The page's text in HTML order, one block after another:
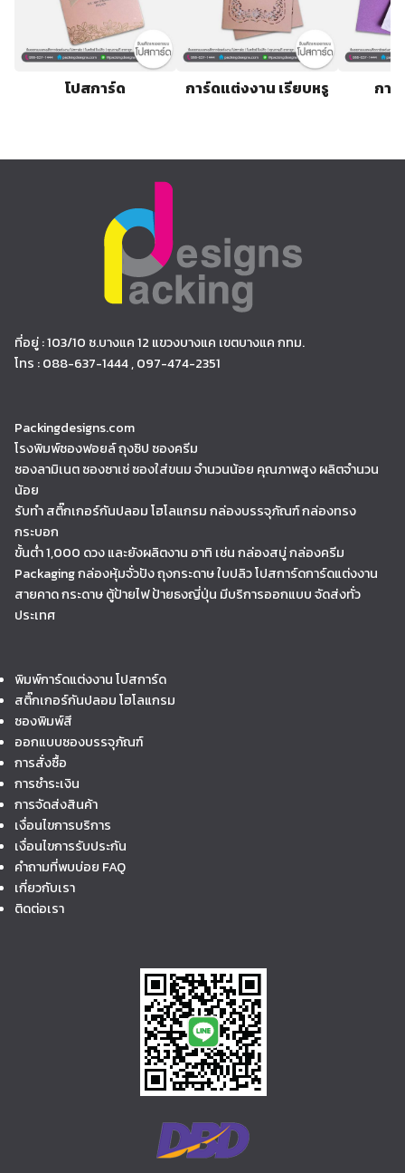
โปสการ์ด การ์ดแต่งงาน เรียบหรู กา
ที่อยู่ : 103/10 ซ.บางแค 12 แขวงบางแค เขตบางแค กทม.
โทร : 088-637-1444 , 097-474-2351
Packingdesigns.com
โรงพิมพ์ซองฟอยล์ ถุงซิป ซองครีม
ซองลามิเนต ซองซาเช่ ซองใส่ขนม จำนวนน้อย คุณภาพสูง ผลิตจำนวน
น้อย
รับทำ สติ๊กเกอร์กันปลอม โฮโลแกรม กล่องบรรจุภัณฑ์ กล่องทรง
กระบอก
ขั้นต่ำ 1,000 ดวง และยังผลิตงาน อาทิ เช่น กล่องสบู่ กล่องครีม
Packaging กล่องหุ้มจั่วปัง ถุงกระดาษ ใบปลิว โปสการ์ดการ์ดแต่งงาน
สายคาด กระดาษ ตู้ป้ายไฟ ป้ายธงญี่ปุ่น มีบริการออกแบบ จัดส่งทั่ว
ประเทศ
พิมพ์การ์ดแต่งงาน โปสการ์ด
สติ๊กเกอร์กันปลอม โฮโลแกรม
ซองพิมพ์สี
ออกแบบซองบรรจุภัณฑ์
การสั่งซื้อ
การชำระเงิน
การจัดส่งสินค้า
เงื่อนไขการบริการ
เงื่อนไขการรับประกัน
คำถามที่พบบ่อย FAQ
เกี่ยวกับเรา
ติดต่อเรา